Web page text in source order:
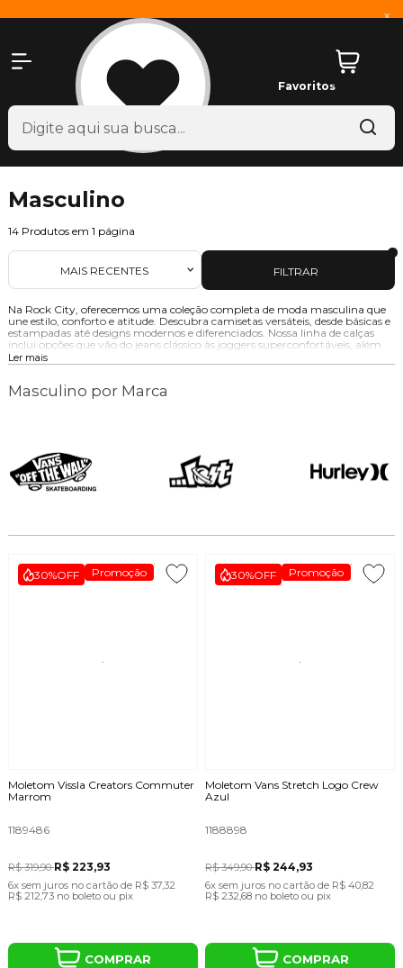
x
Favoritos
Masculino
14 Produtos em 1 página
FILTRAR
MAIS RECENTES
Na Rock City, oferecemos uma coleção completa de moda masculina que
une estilo, conforto e atitude. Descubra camisetas versáteis, desde básicas e
estampadas até designs modernos e diferenciados. Nossa linha de calças
inclui opções que vão do jeans clássico às joggers superconfortáveis, além
de tênis que combinam estilo e durabilidade. Complete seu visual com
nossos acessórios exclusivos, como bonés, mochilas e óculos. Seja qual for o
elevam seu look.
Ler mais
Masculino por Marca
30%OFF Promoção
Moletom Vissla Creators Commuter
Marrom
1189486
R$ 319,90R$ 223,93
6x sem juros no cartãode R$ 37,32
R$ 212,73 no boleto ou pix
COMPRAR
30%OFF Promoção
Moletom Vans Stretch Logo Crew
Azul
1188898
R$ 349,90R$ 244,93
6x sem juros no cartão de R$ 40,82
R$ 232,68 no boleto ou pix
COMPRAR